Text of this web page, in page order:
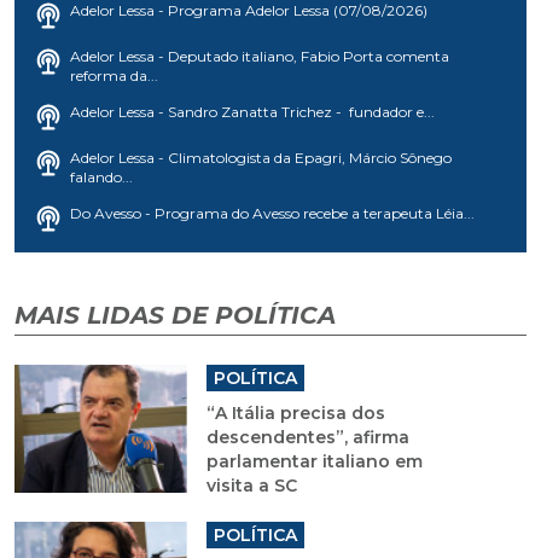
Adelor Lessa - Programa Adelor Lessa (07/08/2026)
Adelor Lessa - Deputado italiano, Fabio Porta comenta
reforma da...
Adelor Lessa - Sandro Zanatta Trichez - fundador e...
Adelor Lessa - Climatologista da Epagri, Márcio Sônego
falando...
Do Avesso - Programa do Avesso recebe a terapeuta Léia...
MAIS LIDAS DE POLÍTICA
POLÍTICA
“A Itália precisa dos
descendentes”, afirma
parlamentar italiano em
visita a SC
POLÍTICA